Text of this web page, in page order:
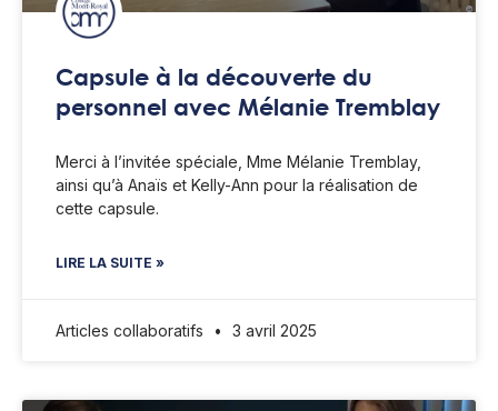
Capsule à la découverte du
personnel avec Mélanie Tremblay
Merci à l’invitée spéciale, Mme Mélanie Tremblay,
ainsi qu’à Anaïs et Kelly-Ann pour la réalisation de
cette capsule.
LIRE LA SUITE »
Articles collaboratifs 3 avril 2025